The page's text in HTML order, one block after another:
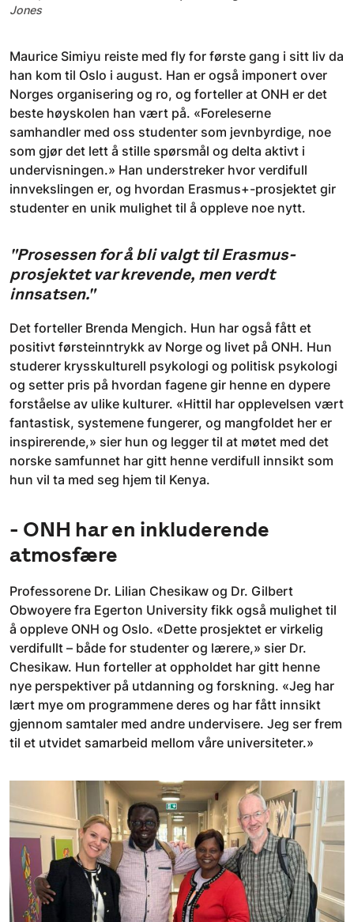
Jones
Maurice Simiyu reiste med fly for første gang i sitt liv da
han kom til Oslo i august. Han er også imponert over
Norges organisering og ro, og forteller at ONH er det
beste høyskolen han vært på. «Foreleserne
samhandler med oss studenter som jevnbyrdige, noe
som gjør det lett å stille spørsmål og delta aktivt i
undervisningen.» Han understreker hvor verdifull
innvekslingen er, og hvordan Erasmus+-prosjektet gir
studenter en unik mulighet til å oppleve noe nytt.
"Prosessen for å bli valgt til Erasmus-
prosjektet var krevende, men verdt
innsatsen."
Det forteller Brenda Mengich. Hun har også fått et
positivt førsteinntrykk av Norge og livet på ONH. Hun
studerer krysskulturell psykologi og politisk psykologi
og setter pris på hvordan fagene gir henne en dypere
forståelse av ulike kulturer. «Hittil har opplevelsen vært
fantastisk, systemene fungerer, og mangfoldet her er
inspirerende,» sier hun og legger til at møtet med det
norske samfunnet har gitt henne verdifull innsikt som
hun vil ta med seg hjem til Kenya.
- ONH har en inkluderende
atmosfære
Professorene Dr. Lilian Chesikaw og Dr. Gilbert
Obwoyere fra Egerton University fikk også mulighet til
å oppleve ONH og Oslo. «Dette prosjektet er virkelig
verdifullt – både for studenter og lærere,» sier Dr.
Chesikaw. Hun forteller at oppholdet har gitt henne
nye perspektiver på utdanning og forskning. «Jeg har
lært mye om programmene deres og har fått innsikt
gjennom samtaler med andre undervisere. Jeg ser frem
til et utvidet samarbeid mellom våre universiteter.»